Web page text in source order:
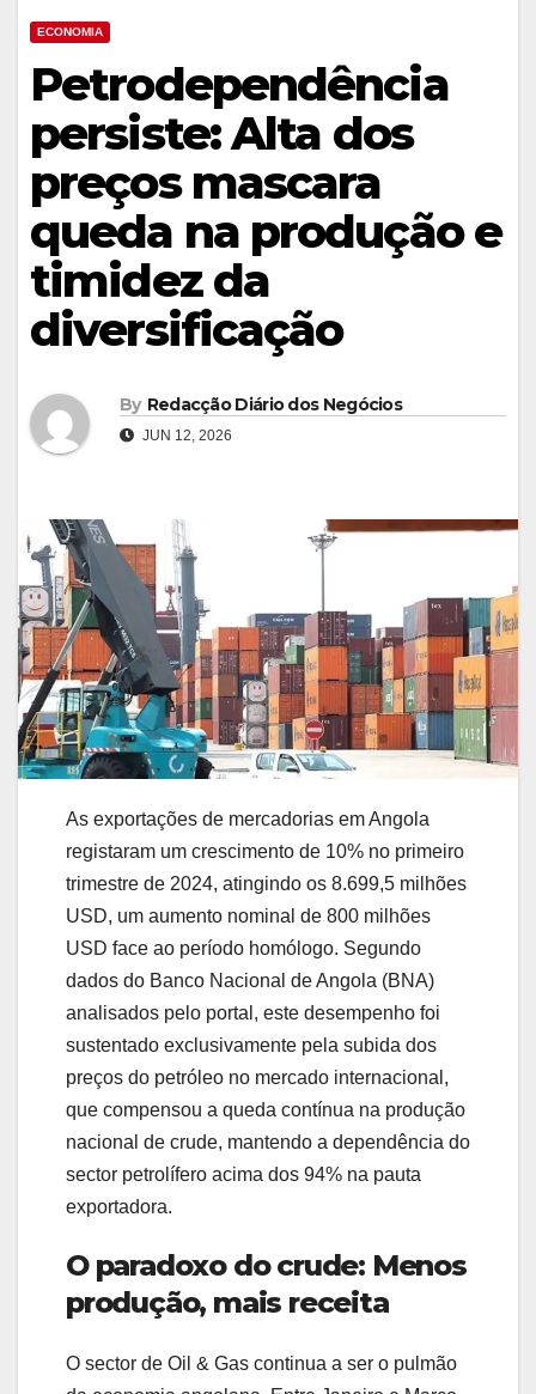
ECONOMIA
Petrodependência
persiste: Alta dos
preços mascara
queda na produção e
timidez da
diversificação
By Redacção Diário dos Negócios
JUN 12, 2026
As exportações de mercadorias em Angola
registaram um crescimento de 10% no primeiro
trimestre de 2024, atingindo os 8.699,5 milhões
USD, um aumento nominal de 800 milhões
USD face ao período homólogo. Segundo
dados do Banco Nacional de Angola (BNA)
analisados pelo portal, este desempenho foi
sustentado exclusivamente pela subida dos
preços do petróleo no mercado internacional,
que compensou a queda contínua na produção
nacional de crude, mantendo a dependência do
sector petrolífero acima dos 94% na pauta
exportadora.
O paradoxo do crude: Menos
produção, mais receita
O sector de Oil & Gas continua a ser o pulmão